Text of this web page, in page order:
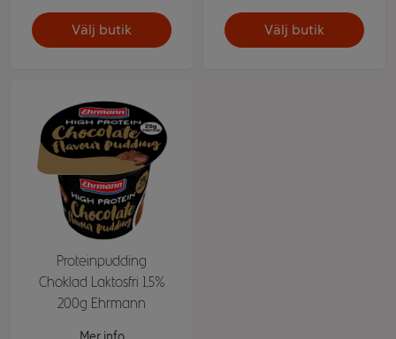
Välj butik Välj butik
Proteinpudding
Choklad Laktosfri 1,5%
200g Ehrmann